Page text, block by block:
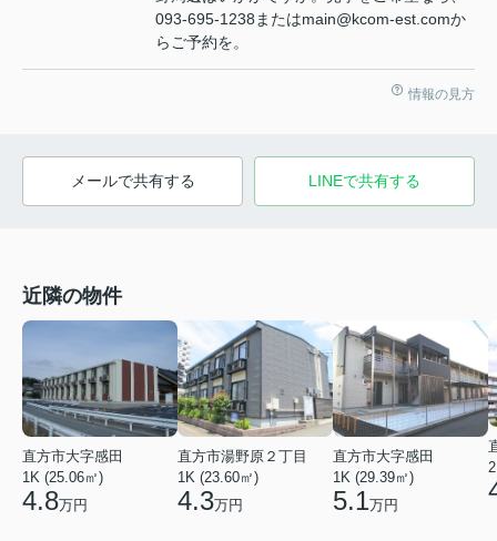
093-695-1238またはmain@kcom-est.comか
らご予約を。
情報の見方
メールで共有する LINEで共有する
近隣の物件
直方市大字感田
1K (25.06㎡)
4.8万円
直方市湯野原２丁目
1K (23.60㎡)
4.3万円
直方市大字感田
1K (29.39㎡)
5.1万円